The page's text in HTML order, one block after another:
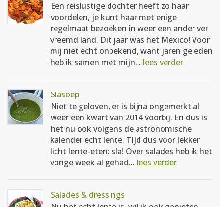
Een reislustige dochter heeft zo haar
voordelen, je kunt haar met enige
regelmaat bezoeken in weer een ander ver
vreemd land. Dit jaar was het Mexico! Voor
mij niet echt onbekend, want jaren geleden
heb ik samen met mijn... lees verder
Slasoep
Niet te geloven, er is bijna ongemerkt al
weer een kwart van 2014 voorbij. En dus is
het nu ook volgens de astronomische
kalender echt lente. Tijd dus voor lekker
licht lente-eten: sla! Over salades heb ik het
vorige week al gehad... lees verder
Salades & dressings